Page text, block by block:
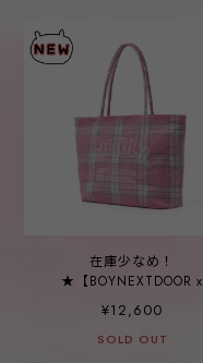
在庫少なめ！
★【BOYNEXTDOOR x
GRAILZ】TOTE BAG
[MULTI]
¥12,600
SOLD OUT